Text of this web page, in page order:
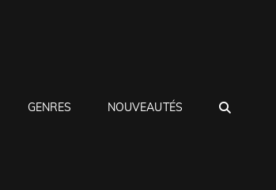
GENRES NOUVEAUTÉS